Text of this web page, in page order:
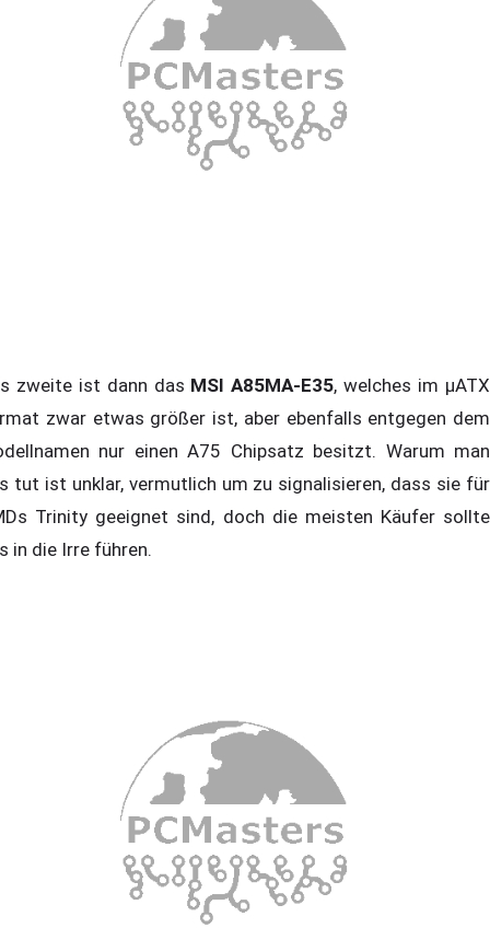
zweite ist dann das MSI A85MA-E35, welches im µATX
zwar etwas größer ist, aber ebenfalls entgegen dem
nur einen A75 Chipsatz besitzt. Warum man
tut ist unklar, vermutlich um zu signalisieren, dass sie für
Trinity geeignet sind, doch die meisten Käufer sollte
in die Irre führen.